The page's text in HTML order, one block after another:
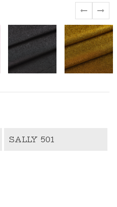
‹ ›
SALLY 501